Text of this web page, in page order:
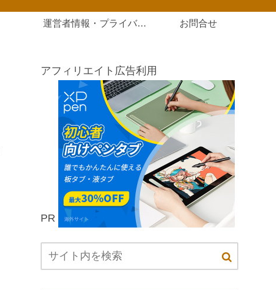
運営者情報・プライバシーポリシー お問合せ
アフィリエイト広告利用
PR